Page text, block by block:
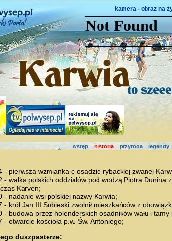
kamera - obraz na
wstęp historia przyroda legendy
- pierwsza wzmianka o osadzie rybackiej zwanej
- walka polskich oddziałów pod wodzą Piotra Dunina
Karven;
- nadanie wsi polskiej nazwy Karwia;
- król Jan III Sobieski zwolnił mieszkańców z
- budowa przez holenderskich osadników wału i tamy
- otwarcie kościoła p.w. Św. Antoniego;
duszpasterze: